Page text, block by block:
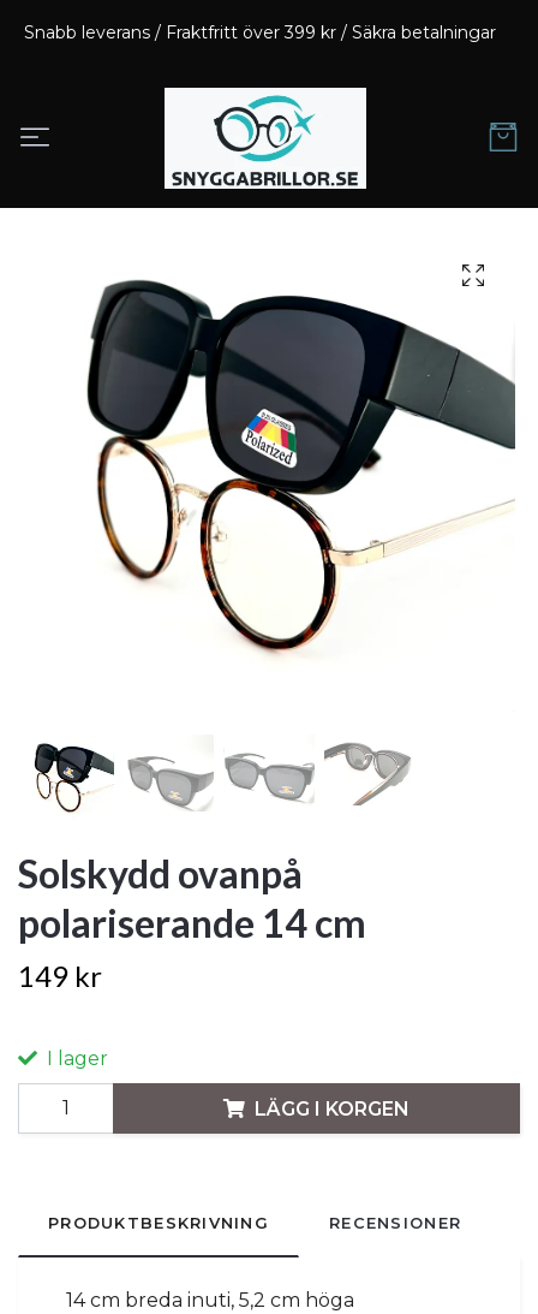
Snabb leverans / Fraktfritt över 399 kr / Säkra betalningar
Solskydd ovanpå
polariserande 14 cm
149 kr
I lager
LÄGG I KORGEN
PRODUKTBESKRIVNING RECENSIONER
14 cm breda inuti, 5,2 cm höga